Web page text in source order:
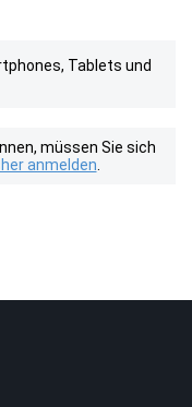
Tablets und
müssen Sie sich
anmelden